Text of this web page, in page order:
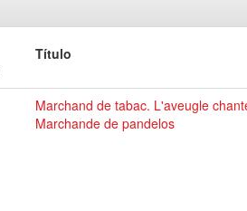
Título
Marchand de tabac. L'aveugle
Marchande de pandelos